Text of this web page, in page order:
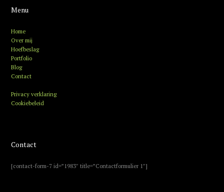
Menu
Home
Over mij
Hoefbeslag
Portfolio
Blog
Contact
Privacy verklaring
Cookiebeleid
Contact
[contact-form-7 id=”1983″ title=”Contactformulier 1″]